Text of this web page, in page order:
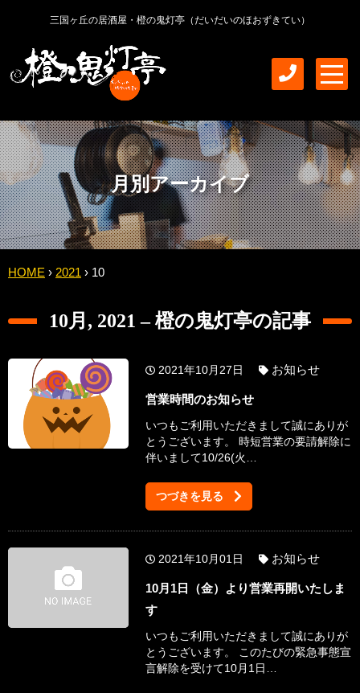
三国ヶ丘の居酒屋・橙の鬼灯亭（だいだいのほおずきてい）
m
n
u
月別アーカイブ
HOME › 2021 › 10
10月, 2021 – 橙の鬼灯亭の記事
2021年10月27日 お知らせ
営業時間のお知らせ
いつもご利用いただきまして誠にありが
とうございます。 時短営業の要請解除に
伴いまして10/26(火…
つづきを見る
2021年10月01日 お知らせ
10月1日（金）より営業再開いたしま
す
いつもご利用いただきまして誠にありが
とうございます。 このたびの緊急事態宣
言解除を受けて10月1日…